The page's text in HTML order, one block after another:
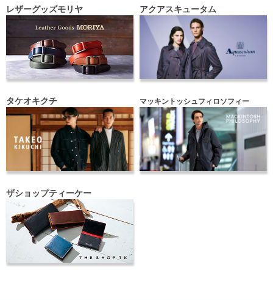
レザーグッズモリヤ アクアスキュータム
タケオキクチ マッキントッシュフィロソフィー
ザショップティーケー